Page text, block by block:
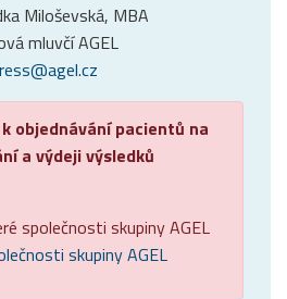
Miloševská, MBA
mluvčí AGEL
objednávání pacientů na
a výdeji výsledků
společnosti skupiny AGEL
skupiny AGEL